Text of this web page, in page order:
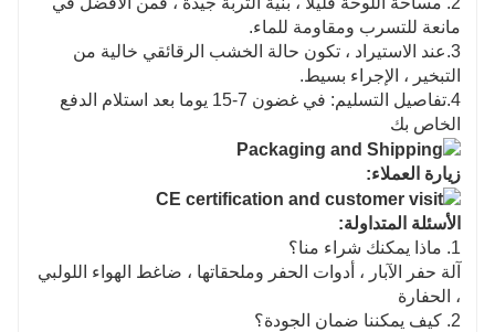
مانعة للتسرب ومقاومة للماء.
3.عند الاستيراد ، تكون حالة الخشب الرقائقي خالية من
التبخير ، الإجراء بسيط.
4.تفاصيل التسليم: في غضون 7-15 يوما بعد استلام الدفع
الخاص بك
زيارة العملاء:
الأسئلة المتداولة:
1. ماذا يمكنك شراء منا؟
آلة حفر الآبار ، أدوات الحفر وملحقاتها ، ضاغط الهواء اللولبي
، الحفارة
2. كيف يمكننا ضمان الجودة؟